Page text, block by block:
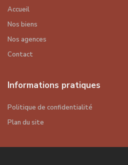
Accueil
Nos biens
Nos agences
Contact
Informations pratiques
Politique de confidentialité
Plan du site